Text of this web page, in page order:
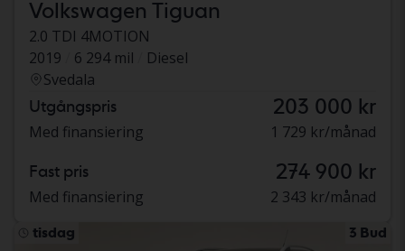
Volkswagen Tiguan
2.0 TDI 4MOTION
2019
6 294 mil
Diesel
Svedala
Utgångspris 203 000 kr
Med finansiering 1 729 kr/månad
Fast pris 274 900 kr
Med finansiering 2 343 kr/månad
tisdag 3 Bud